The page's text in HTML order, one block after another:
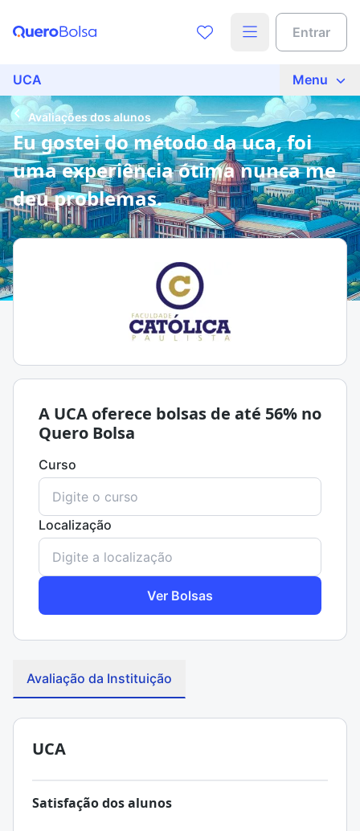
Entrar
UCA Menu
Avaliações dos alunos
Eu gostei do método da uca, foi
uma experiência ótima nunca me
deu problemas.
A UCA oferece bolsas de até 56% no
Quero Bolsa
Curso
Localização
Ver Bolsas
Avaliação da Instituição
UCA
Satisfação dos alunos